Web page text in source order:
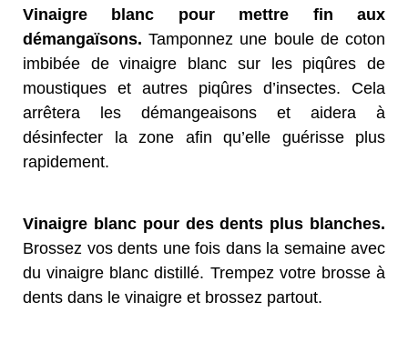
Vinaigre blanc pour mettre fin aux
démangaïsons.Tamponnez une boule de coton
imbibée de vinaigre blanc sur les piqûres de
moustiques et autres piqûres d’insectes. Cela
arrêtera les démangeaisons et aidera à
désinfecter la zone afin qu’elle guérisse plus
rapidement.
Vinaigre blanc pour des dents plus blanches.
Brossez vos dents une fois dans la semaine avec
du vinaigre blanc distillé. Trempez votre brosse à
dents dans le vinaigre et brossez partout.